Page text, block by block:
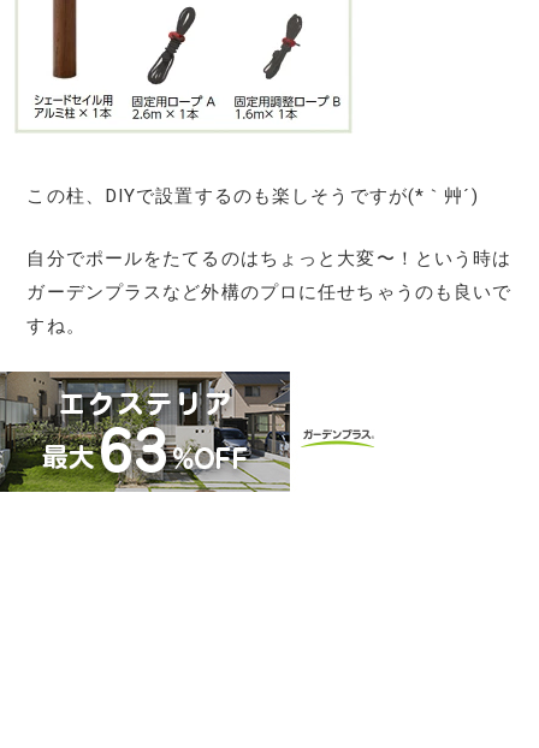
この柱、DIYで設置するのも楽しそうですが(*｀艸´)
自分でポールをたてるのはちょっと大変〜！という時は
ガーデンプラスなど外構のプロに任せちゃうのも良いで
すね。